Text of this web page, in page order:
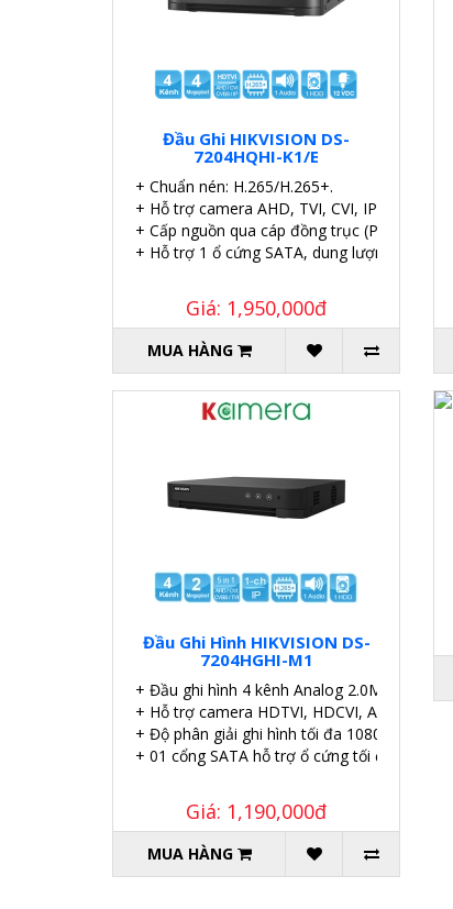
Đầu Ghi HIKVISION DS-
7204HQHI-K1/E
+ Chuẩn nén: H.265/H.265+.
+ Hỗ trợ camera AHD, TVI, CVI, IP
+ Cấp nguồn qua cáp đồng trục (PoC).
+ Hỗ trợ 1 ổ cứng SATA, dung lượng 6TB.
Giá: 1,950,000đ
MUA HÀNG
Đầu Ghi Hình HIKVISION DS-
7204HGHI-M1
+ Đầu ghi hình 4 kênh Analog 2.0MP.
+ Hỗ trợ camera HDTVI, HDCVI, AHD, Analog.
+ Độ phân giải ghi hình tối đa 1080p.
+ 01 cổng SATA hỗ trợ ổ cứng tối đa 4TB.
Giá: 1,190,000đ
MUA HÀNG